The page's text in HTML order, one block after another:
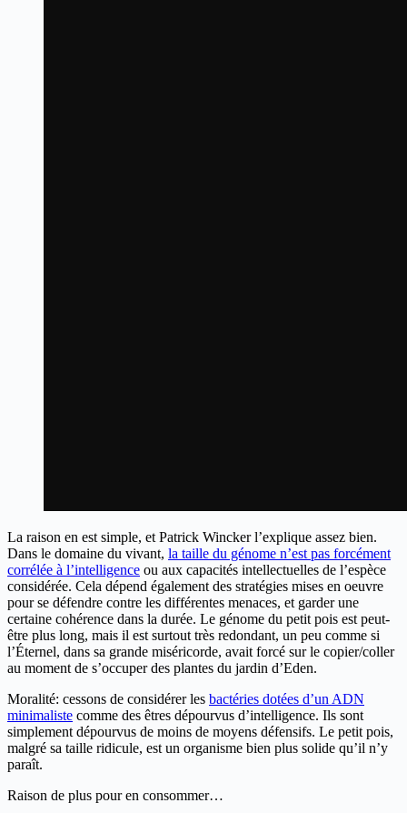
La raison en est simple, et Patrick Wincker l’explique assez bien.
Dans le domaine du vivant, la taille du génome n’est pas forcément
corrélée à l’intelligence ou aux capacités intellectuelles de l’espèce
considérée. Cela dépend également des stratégies mises en oeuvre
pour se défendre contre les différentes menaces, et garder une
certaine cohérence dans la durée. Le génome du petit pois est peut-
être plus long, mais il est surtout très redondant, un peu comme si
l’Éternel, dans sa grande miséricorde, avait forcé sur le copier/coller
au moment de s’occuper des plantes du jardin d’Eden.
Moralité: cessons de considérer les bactéries dotées d’un ADN
minimaliste comme des êtres dépourvus d’intelligence. Ils sont
simplement dépourvus de moins de moyens défensifs. Le petit pois,
malgré sa taille ridicule, est un organisme bien plus solide qu’il n’y
paraît.
Raison de plus pour en consommer…